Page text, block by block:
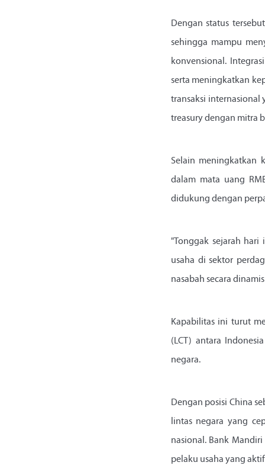
Dengan status
sehingga mampu
konvensional.
serta meningkatkan
transaksi internasional
treasury dengan mitra
Selain meningkatkan
dalam mata uang
didukung dengan
"Tonggak sejarah
usaha di sektor
nasabah secara
Kapabilitas ini turut
(LCT) antara
negara.
Dengan posisi China
lintas negara yang
nasional. Bank
pelaku usaha yang